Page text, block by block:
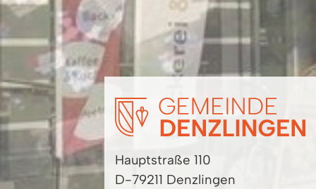
Hauptstraße 110
D-79211 Denzlingen